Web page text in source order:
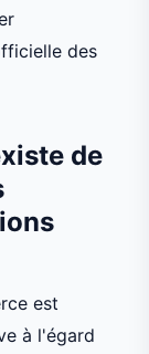
des
de
est
à l'égard